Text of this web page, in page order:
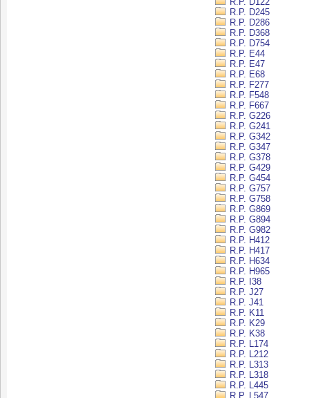
R.P. D245
R.P. D286
R.P. D368
R.P. D754
R.P. E44
R.P. E47
R.P. E68
R.P. F277
R.P. F548
R.P. F667
R.P. G226
R.P. G241
R.P. G342
R.P. G347
R.P. G378
R.P. G429
R.P. G454
R.P. G757
R.P. G758
R.P. G869
R.P. G894
R.P. G982
R.P. H412
R.P. H417
R.P. H634
R.P. H965
R.P. I38
R.P. J27
R.P. J41
R.P. K11
R.P. K29
R.P. K38
R.P. L174
R.P. L212
R.P. L313
R.P. L318
R.P. L445
R.P. L547